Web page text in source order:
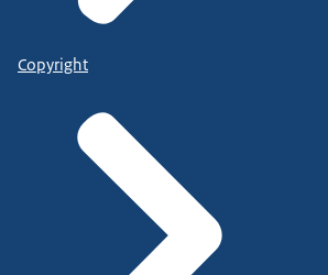
Copyright